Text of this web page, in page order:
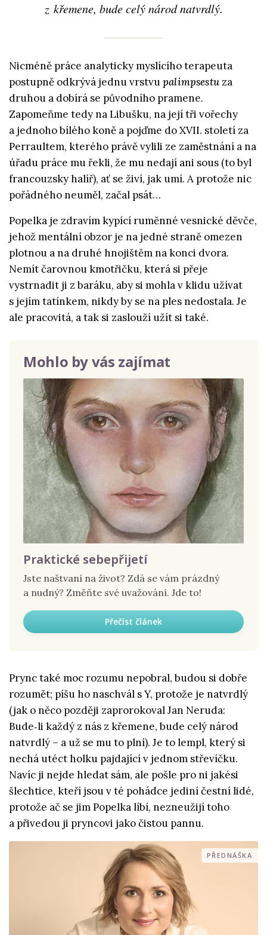
z křemene, bude celý národ natvrdlý.
Nicméně práce analyticky myslícího terapeuta
postupně odkrývá jednu vrstvupalimpsestuza
druhou a dobírá se původního pramene.
Zapomeňme tedy na Libušku, na její tři vořechy
a jednoho bílého koně a pojďme do XVII. století za
Perraultem, kterého právě vylili ze zaměstnání a na
úřadu práce mu řekli, že mu nedají ani sous (to byl
francouzsky halíř), ať se živí, jak umí. A protože nic
pořádného neuměl, začal psát…
Popelka je zdravím kypící ruměnné vesnické děvče,
jehož mentální obzor je na jedné straně omezen
plotnou a na druhé hnojištěm na konci dvora.
Nemít čarovnou kmotřičku, která si přeje
vystrnadit ji z baráku, aby si mohla v klidu užívat
s jejím tatínkem, nikdy by se na ples nedostala. Je
ale pracovitá, a tak si zaslouží užít si také.
Mohlo by vás zajímat
Praktické sebepřijetí
Jste naštvaní na život? Zdá se vám prázdný
a nudný? Změňte své uvažování. Jde to!
Přečíst článek
Prync také moc rozumu nepobral, budou si dobře
rozumět; píšu ho naschvál s Y, protože je natvrdlý
(jak o něco později zaprorokoval Jan Neruda:
Bude‑li každý z nás z křemene, bude celý národ
natvrdlý – a už se mu to plní). Je to lempl, který si
nechá utéct holku pajdající v jednom střevíčku.
Navíc ji nejde hledat sám, ale pošle pro ni jakési
šlechtice, kteří jsou v té pohádce jediní čestní lidé,
protože ač se jim Popelka líbí, nezneužijí toho
a přivedou ji pryncovi jako čistou pannu.
PŘEDNÁŠKA